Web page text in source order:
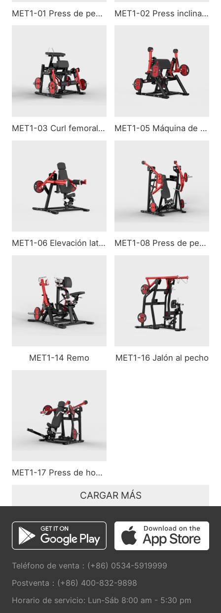
MET1-01 Press de pecho plano (super) MET1-02 Press inclinado (super)
MET1-03 Curl femoral de rodillas MET1-05 Máquina de bíceps
MET1-06 Elevación lateral MET1-08 Press de pecho
MET1-14 Remo MET1-16 Jalón al pecho
MET1-17 Press de hombros
CARGAR MÁS
Teléfono de venta：(+86) 0534-5919999
Postventa：(+86) 400-832-9898
Horario de servicio: Lun-Sáb 8:00 am - 5:30 pm